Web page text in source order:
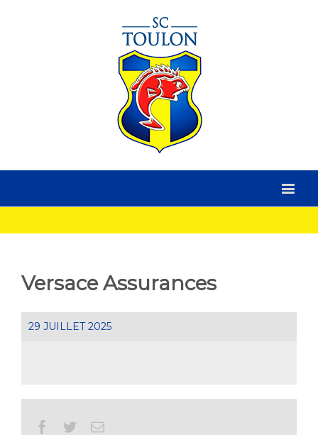
Versace Assurances
29 JUILLET 2025
Facebook
TwitterEmail